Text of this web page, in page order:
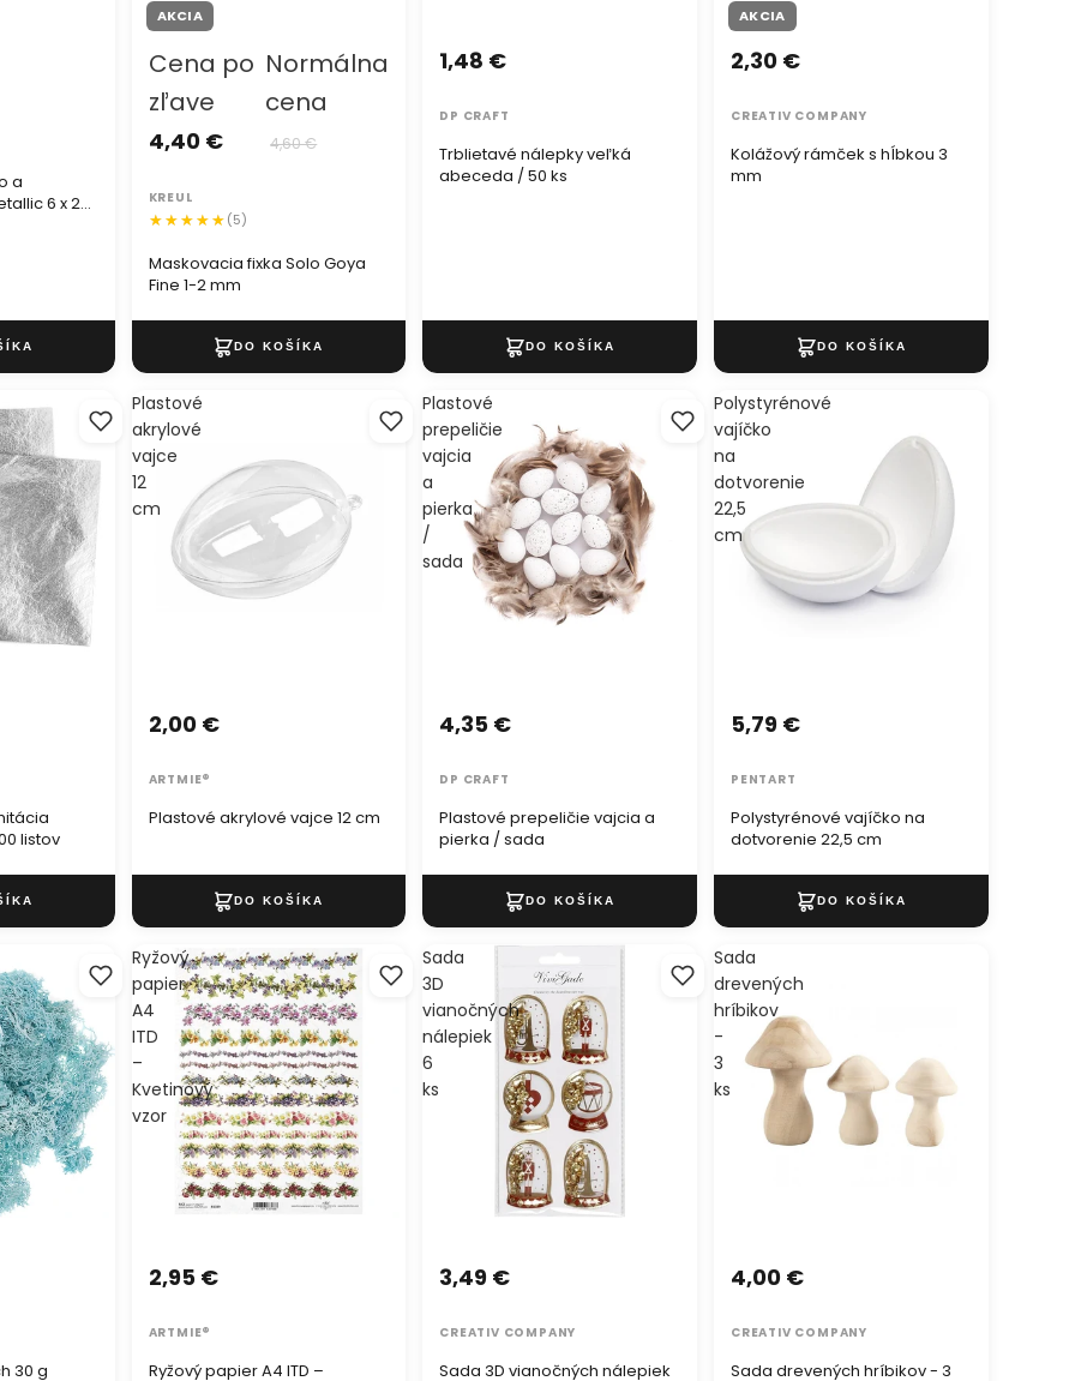
a
6 x 20
AKCIA
Maskovacia fixka Solo Goya
Fine 1-2 mm
Cena po
zľave
4,40 €
Normálna
cena
4,60 €
KREUL
(5)
Trblietavé nálepky veľká
abeceda / 50 ks
1,48 €
DP CRAFT
AKCIA
Kolážový rámček s hĺbkou 3
mm
2,30 €
CREATIV COMPANY
listov
Plastové
akrylové
vajce
12
cm
Plastové akrylové vajce 12 cm
2,00 €
ARTMIE®
Plastové
prepeličie
vajcia
a
pierka
/
sada
Plastové prepeličie vajcia a
pierka / sada
4,35 €
DP CRAFT
Polystyrénové
vajíčko
na
dotvorenie
22,5
cm
Polystyrénové vajíčko na
dotvorenie 22,5 cm
5,79 €
PENTART
30 g
Ryžový
papier
A4
ITD
–
Kvetinový
vzor
Ryžový papier A4 ITD –
2,95 €
ARTMIE®
Sada
3D
vianočných
nálepiek
6
ks
Sada 3D vianočných nálepiek
3,49 €
CREATIV COMPANY
Sada
drevených
hríbikov
-
3
ks
Sada drevených hríbikov - 3
4,00 €
CREATIV COMPANY